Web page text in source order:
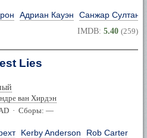
Адриан Кауэн Санжар
IMDB: 5.40 (259)
Lies
ван Хирдэн
· Сборы: —
Kerby Anderson Rob Carter